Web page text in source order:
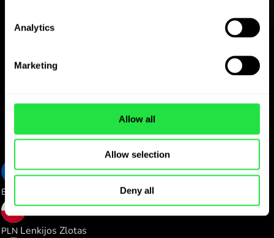
Analytics
Marketing
Allow all
Allow selection
Deny all
Iškeiskite programėlėje
Stebėkite populiarias
CAD valiutų poras
Valiutos pavadinimas
EUR
0.617848
PLN Lenkijos Zlotas
2.655520